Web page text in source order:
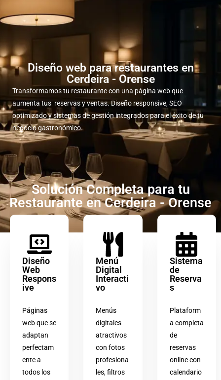
Diseño web para restaurantes en
Cerdeira - Orense
Transformamos tu restaurante con una página web que
aumenta tus reservas y ventas. Diseño responsive, SEO
optimizado y sistemas de gestión integrados para el éxito de tu
negocio gastronómico.
Solución Completa para tu
Restaurante en Cerdeira - Orense
Diseño
Web
Respons
ive
Páginas
web que se
adaptan
perfectam
ente a
todos los
Menú
Digital
Interacti
vo
Menús
digitales
atractivos
con fotos
profesiona
les, filtros
Sistema
de
Reserva
s
Plataform
a completa
de
reservas
online con
calendario